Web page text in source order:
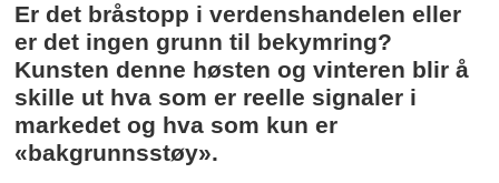
Er det bråstopp i verdenshandelen eller
er det ingen grunn til bekymring?
Kunsten denne høsten og vinteren blir å
skille ut hva som er reelle signaler i
markedet og hva som kun er
«bakgrunnsstøy».